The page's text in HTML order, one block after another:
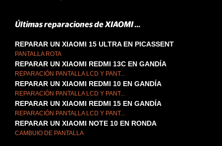
Últimas reparaciones de XIAOMI ...
REPARAR UN XIAOMI 15 ULTRA EN PICASSENT
PANTALLA ROTA
REPARAR UN XIAOMI REDMI 13C EN GANDÍA
REPARACIÓN PANTALLA LCD Y PANT...
REPARAR UN XIAOMI REDMI 10 EN GANDÍA
REPARACIÓN PANTALLA LCD Y PANT...
REPARAR UN XIAOMI REDMI 15 EN GANDÍA
REPARACIÓN PANTALLA LCD Y PANT...
REPARAR UN XIAOMI NOTE 10 EN RONDA
CAMBUIO DE PANTALLA